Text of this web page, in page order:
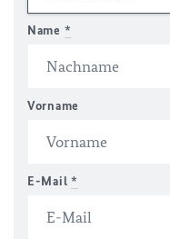
Name *
Vorname
E-Mail *